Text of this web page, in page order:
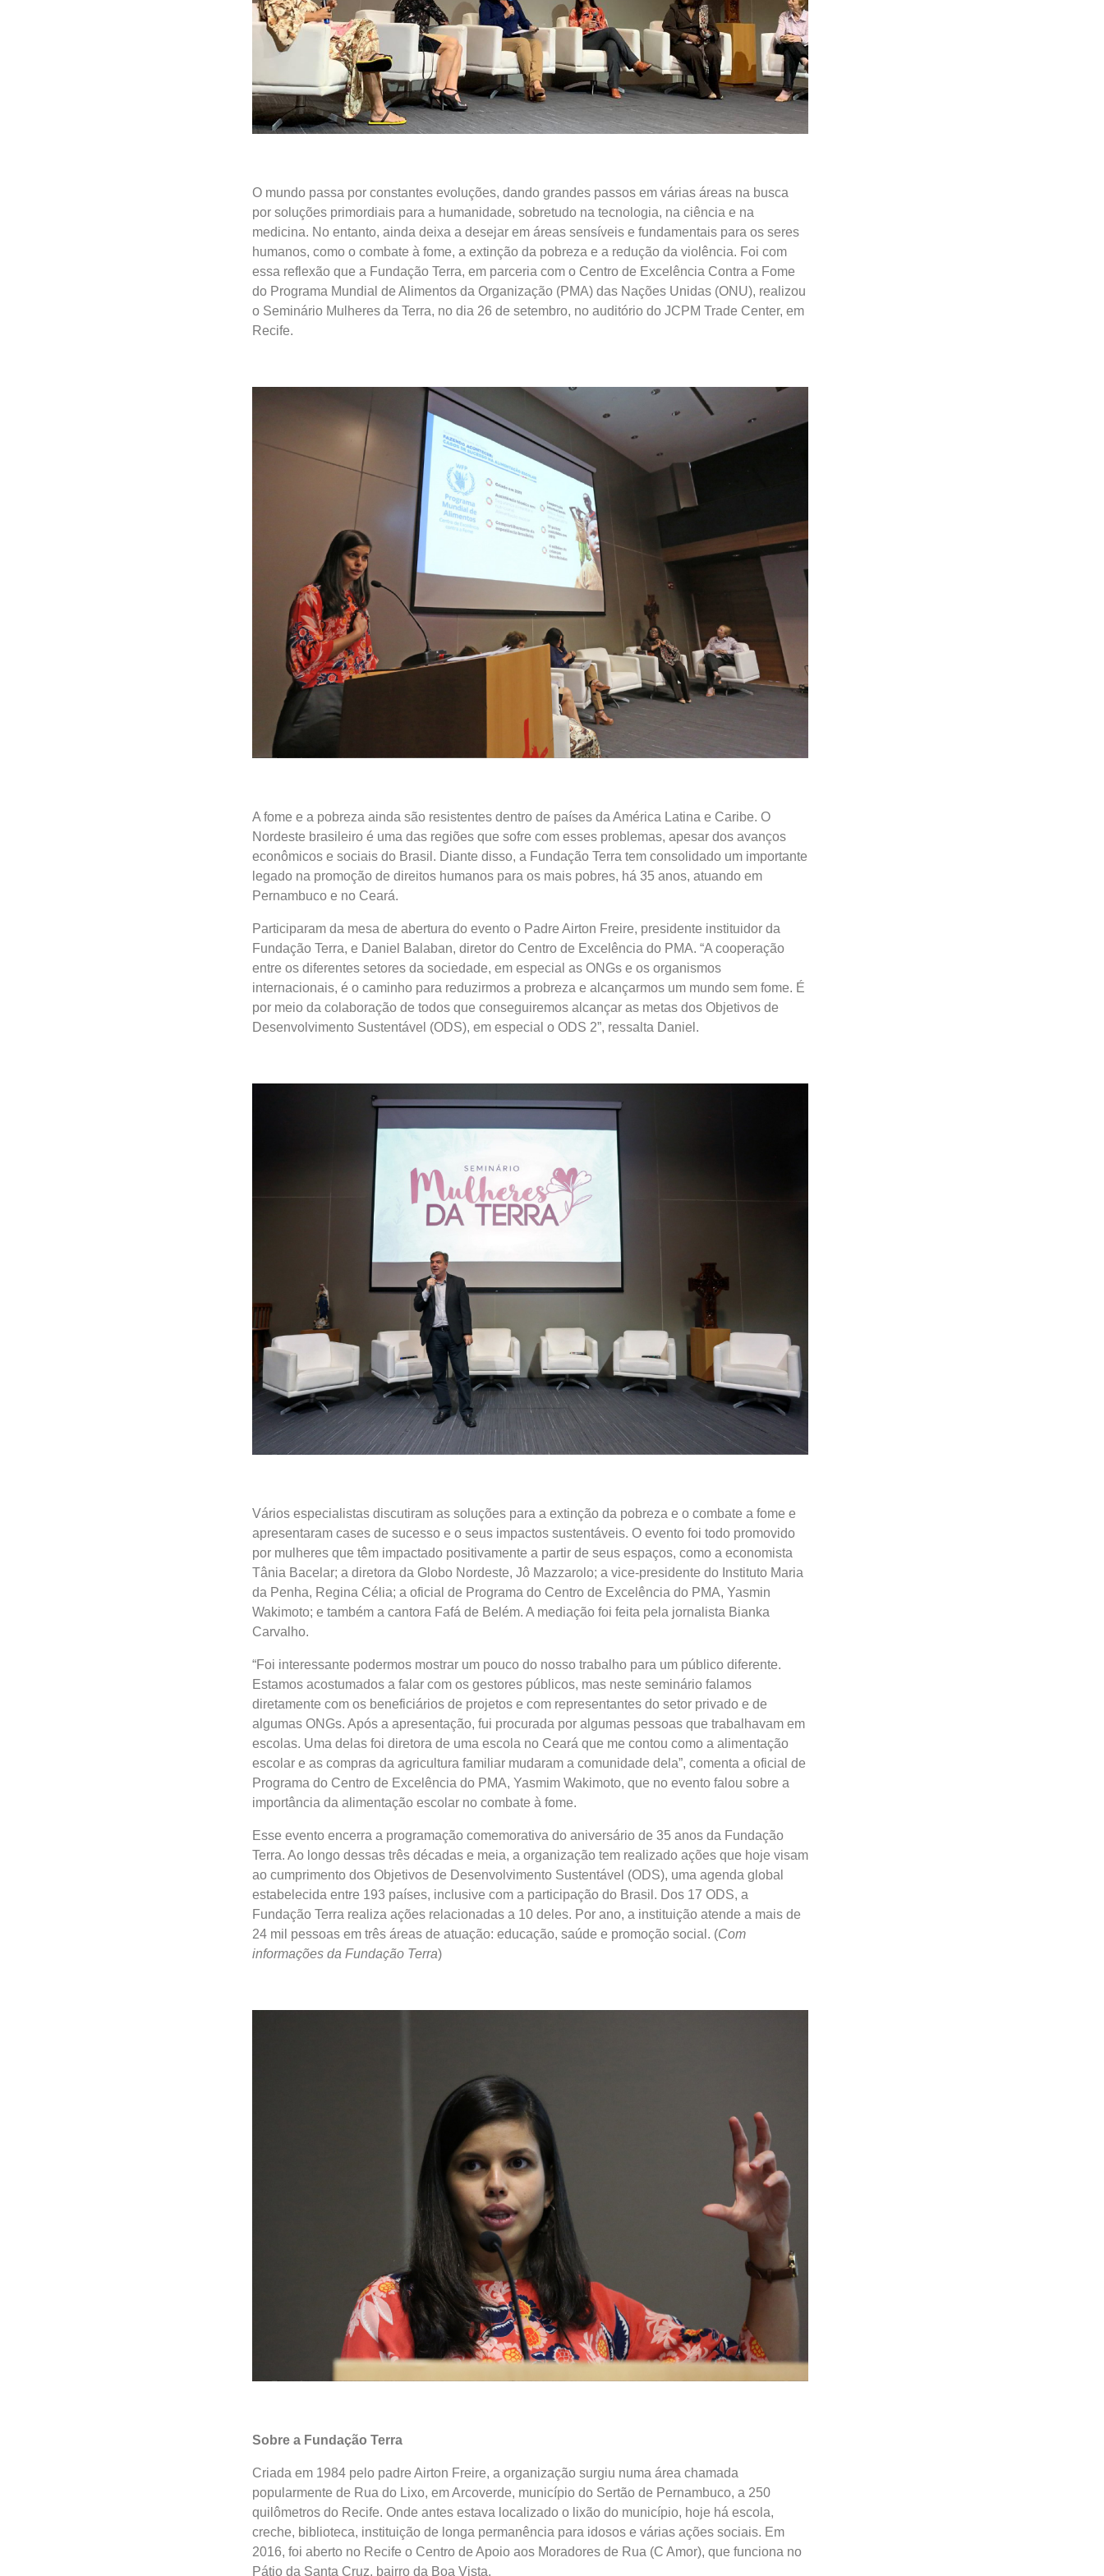
O mundo passa por constantes evoluções, dando grandes passos em várias áreas na busca
por soluções primordiais para a humanidade, sobretudo na tecnologia, na ciência e na
medicina. No entanto, ainda deixa a desejar em áreas sensíveis e fundamentais para os seres
humanos, como o combate à fome, a extinção da pobreza e a redução da violência. Foi com
essa reflexão que a Fundação Terra, em parceria com o Centro de Excelência Contra a Fome
do Programa Mundial de Alimentos da Organização (PMA) das Nações Unidas (ONU), realizou
o Seminário Mulheres da Terra, no dia 26 de setembro, no auditório do JCPM Trade Center, em
Recife.
A fome e a pobreza ainda são resistentes dentro de países da América Latina e Caribe. O
Nordeste brasileiro é uma das regiões que sofre com esses problemas, apesar dos avanços
econômicos e sociais do Brasil. Diante disso, a Fundação Terra tem consolidado um importante
legado na promoção de direitos humanos para os mais pobres, há 35 anos, atuando em
Pernambuco e no Ceará.
Participaram da mesa de abertura do evento o Padre Airton Freire, presidente instituidor da
Fundação Terra, e Daniel Balaban, diretor do Centro de Excelência do PMA. “A cooperação
entre os diferentes setores da sociedade, em especial as ONGs e os organismos
internacionais, é o caminho para reduzirmos a probreza e alcançarmos um mundo sem fome. É
por meio da colaboração de todos que conseguiremos alcançar as metas dos Objetivos de
Desenvolvimento Sustentável (ODS), em especial o ODS 2”, ressalta Daniel.
Vários especialistas discutiram as soluções para a extinção da pobreza e o combate a fome e
apresentaram cases de sucesso e o seus impactos sustentáveis. O evento foi todo promovido
por mulheres que têm impactado positivamente a partir de seus espaços, como a economista
Tânia Bacelar; a diretora da Globo Nordeste, Jô Mazzarolo; a vice-presidente do Instituto Maria
da Penha, Regina Célia; a oficial de Programa do Centro de Excelência do PMA, Yasmin
Wakimoto; e também a cantora Fafá de Belém. A mediação foi feita pela jornalista Bianka
Carvalho.
“Foi interessante podermos mostrar um pouco do nosso trabalho para um público diferente.
Estamos acostumados a falar com os gestores públicos, mas neste seminário falamos
diretamente com os beneficiários de projetos e com representantes do setor privado e de
algumas ONGs. Após a apresentação, fui procurada por algumas pessoas que trabalhavam em
escolas. Uma delas foi diretora de uma escola no Ceará que me contou como a alimentação
escolar e as compras da agricultura familiar mudaram a comunidade dela”, comenta a oficial de
Programa do Centro de Excelência do PMA, Yasmim Wakimoto, que no evento falou sobre a
importância da alimentação escolar no combate à fome.
Esse evento encerra a programação comemorativa do aniversário de 35 anos da Fundação
Terra. Ao longo dessas três décadas e meia, a organização tem realizado ações que hoje visam
ao cumprimento dos Objetivos de Desenvolvimento Sustentável (ODS), uma agenda global
estabelecida entre 193 países, inclusive com a participação do Brasil. Dos 17 ODS, a
Fundação Terra realiza ações relacionadas a 10 deles. Por ano, a instituição atende a mais de
24 mil pessoas em três áreas de atuação: educação, saúde e promoção social. (Com
informações da Fundação Terra)
Sobre a Fundação Terra
Criada em 1984 pelo padre Airton Freire, a organização surgiu numa área chamada
popularmente de Rua do Lixo, em Arcoverde, município do Sertão de Pernambuco, a 250
quilômetros do Recife. Onde antes estava localizado o lixão do município, hoje há escola,
creche, biblioteca, instituição de longa permanência para idosos e várias ações sociais. Em
2016, foi aberto no Recife o Centro de Apoio aos Moradores de Rua (C Amor), que funciona no
Pátio da Santa Cruz, bairro da Boa Vista.